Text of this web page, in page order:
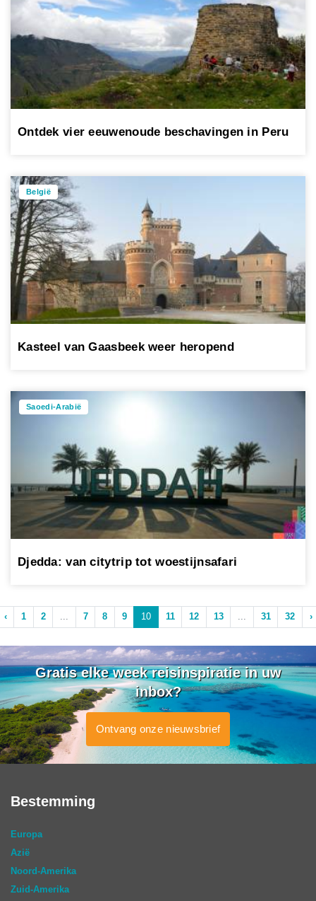
Ontdek vier eeuwenoude beschavingen in Peru
België
Kasteel van Gaasbeek weer heropend
Saoedi-Arabië
Djedda: van citytrip tot woestijnsafari
‹ 1 2 ... 7 8 9 10 11 12 13 ... 31 32 ›
Gratis elke week reisinspiratie in uw
inbox?
Ontvang onze nieuwsbrief
Bestemming
Europa
Azië
Noord-Amerika
Zuid-Amerika